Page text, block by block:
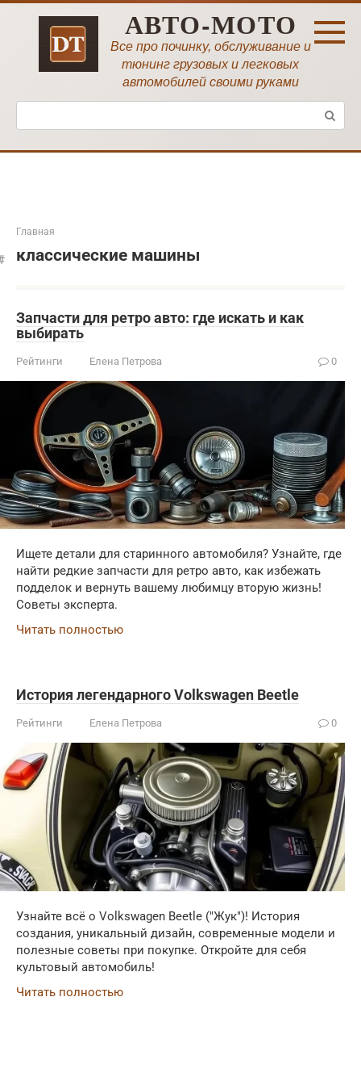
Перейти
АВТО-МОТО
Все про починку, обслуживание и
тюнинг грузовых и легковых
автомобилей своими руками
Поиск:
Главная
классические машины
Запчасти для ретро авто: где искать и как
выбирать
Рейтинги Елена Петрова 0
Ищете детали для старинного автомобиля? Узнайте, где
найти редкие запчасти для ретро авто, как избежать
подделок и вернуть вашему любимцу вторую жизнь!
Советы эксперта.
Читать полностью
История легендарного Volkswagen Beetle
Рейтинги Елена Петрова 0
Узнайте всё о Volkswagen Beetle ("Жук")! История
создания, уникальный дизайн, современные модели и
полезные советы при покупке. Откройте для себя
культовый автомобиль!
Читать полностью